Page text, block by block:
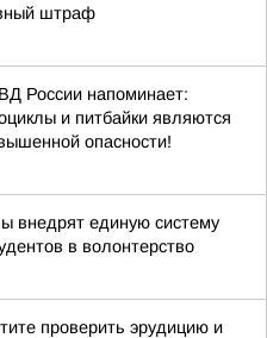
штраф
России напоминает:
и питбайки являются
опасности!
внедрят единую систему
в волонтерство
проверить эрудицию и